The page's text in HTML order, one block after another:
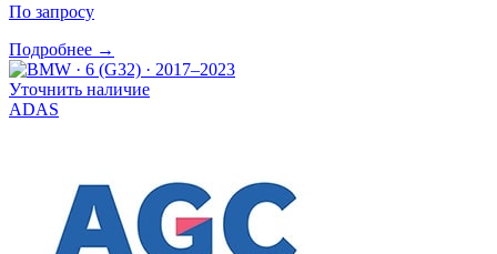
По запросу
Подробнее →
Уточнить наличие
ADAS